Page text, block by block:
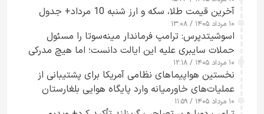
آخرین قیمت طلا، سکه و ارز شنبه 10 مرداد+ جدول
۱۰ مرداد ۱۴۰۵ / ۱۳:۰۸
اسوشیتدپرس: ترامپ فرماندار مینه‌سوتا را مسئول
حملات سایبری علیه این ایالت دانست؛ اما هیچ مدرکی
ارائه نکرد
۱۰ مرداد ۱۴۰۵ / ۱۲:۱۸
نخستین هواپیماهای نظامی آمریکا برای پشتیبانی از
عملیات‌های خاورمیانه وارد پایگاه هوایی بلغارستان
شدند
۱۰ مرداد ۱۴۰۵ / ۱۱:۵۹